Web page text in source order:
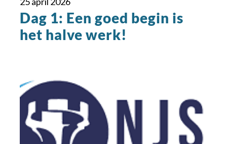
Dag 1: Een goed begin is
het halve werk!